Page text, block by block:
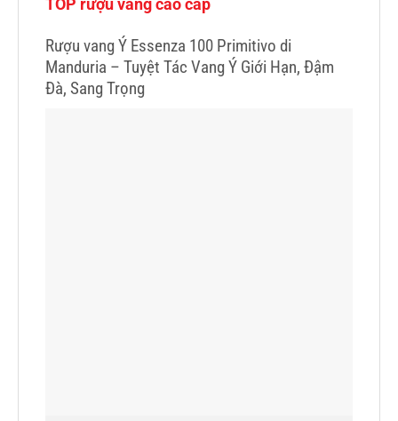
TOP rượu vang cao cấp
Rượu vang Ý Essenza 100 Primitivo di
Manduria – Tuyệt Tác Vang Ý Giới Hạn, Đậm
Đà, Sang Trọng